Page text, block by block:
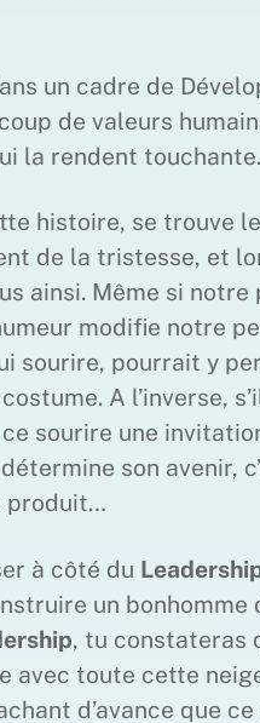
un cadre de
de valeurs
la rendent touchante.
histoire, se trouve
de la tristesse, et
ainsi. Même si
modifie notre
sourire, pourrait y
costume. A l’inverse,
sourire une
son avenir,
produit…
à côté du
un bonhomme
, tu constateras
avec toute cette
d’avance que